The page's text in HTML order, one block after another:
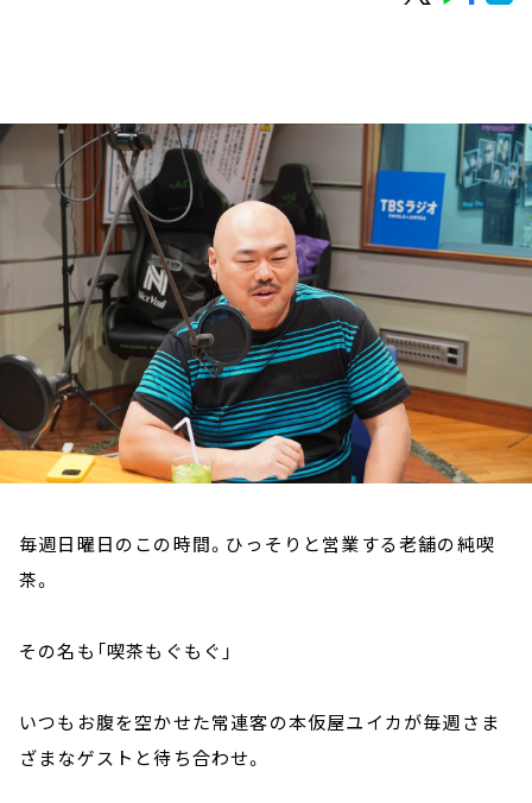
お知らせ
イベント・グッズ
YouTube
会社情報
毎週日曜日のこの時間。ひっそりと営業する老舗の純喫
茶。
その名も「喫茶もぐもぐ」
いつもお腹を空かせた常連客の本仮屋ユイカが毎週さま
ざまなゲストと待ち合わせ。